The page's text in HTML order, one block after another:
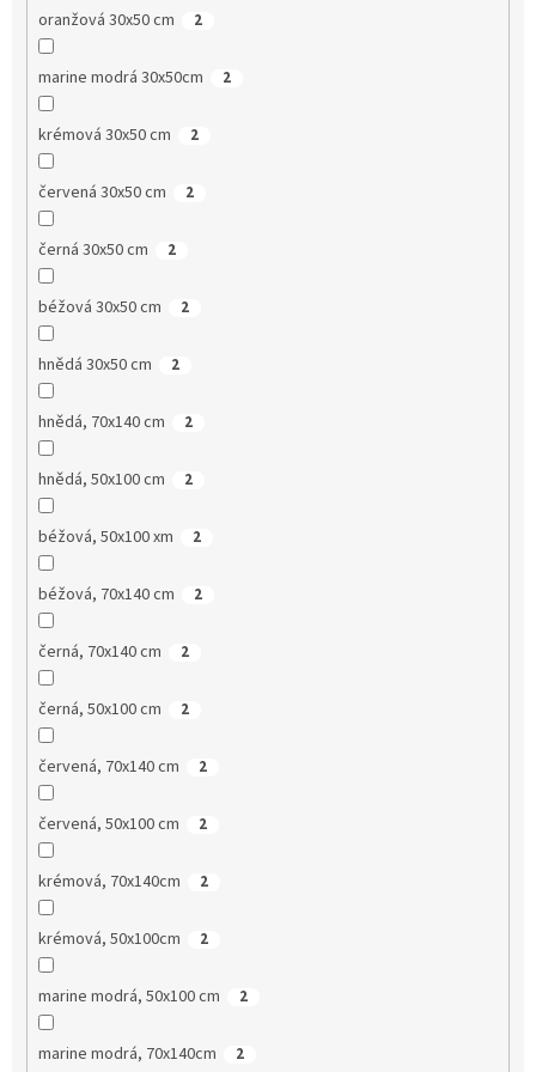
oranžová 30x50 cm 2
marine modrá 30x50cm 2
krémová 30x50 cm 2
červená 30x50 cm 2
černá 30x50 cm 2
béžová 30x50 cm 2
hnědá 30x50 cm 2
hnědá, 70x140 cm 2
hnědá, 50x100 cm 2
béžová, 50x100 xm 2
béžová, 70x140 cm 2
černá, 70x140 cm 2
černá, 50x100 cm 2
červená, 70x140 cm 2
červená, 50x100 cm 2
krémová, 70x140cm 2
krémová, 50x100cm 2
marine modrá, 50x100 cm 2
marine modrá, 70x140cm 2